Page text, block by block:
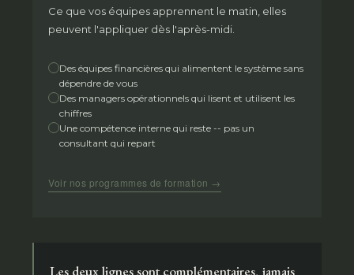
Ce que vos équipes apprennent le matin, elles
peuvent l'appliquer dès l'après-midi.
Des équipes financières qui alimentent le système sans
dépendre de vous
Des managers opérationnels qui lisent et utilisent les
chiffres
Une compétence interne qui reste -- pas un
consultant qui repart
Voir nos programmes de formation →
Les deux lignes sont complémentaires, jamais